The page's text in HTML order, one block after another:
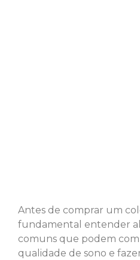
Antes de comprar um
fundamental entender
comuns que podem
qualidade de sono e